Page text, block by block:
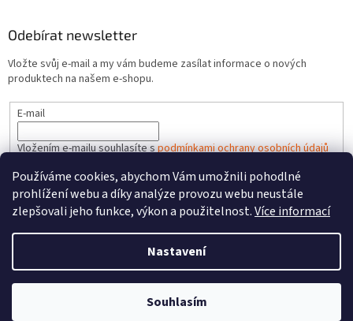
Používáme cookies, abychom Vám umožnili pohodlné
prohlížení webu a díky analýze provozu webu neustále
zlepšovali jeho funkce, výkon a použitelnost.Více informací
Nastavení
Souhlasím
Odebírat newsletter
Vložte svůj e-mail a my vám budeme zasílat informace o nových
produktech na našem e-shopu.
E-mail
Vložením e-mailu souhlasíte spodmínkami ochrany osobních údajů
PŘIHLÁSIT SE
Vytvořil Shoptet
HRACKYzCECH.cz. Všechna práva vyhrazena.